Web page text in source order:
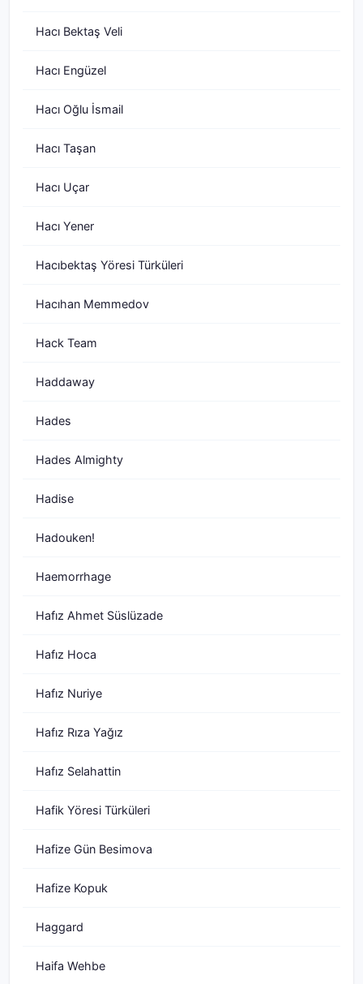
Hacı Bektaş Veli
Hacı Engüzel
Hacı Oğlu İsmail
Hacı Taşan
Hacı Uçar
Hacı Yener
Hacıbektaş Yöresi Türküleri
Hacıhan Memmedov
Hack Team
Haddaway
Hades
Hades Almighty
Hadise
Hadouken!
Haemorrhage
Hafız Ahmet Süslüzade
Hafız Hoca
Hafız Nuriye
Hafız Rıza Yağız
Hafız Selahattin
Hafik Yöresi Türküleri
Hafize Gün Besimova
Hafize Kopuk
Haggard
Haifa Wehbe